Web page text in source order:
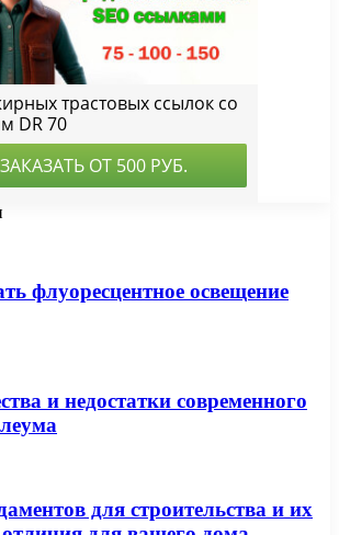
флуоресцентное освещение
и недостатки современного
для строительства и их